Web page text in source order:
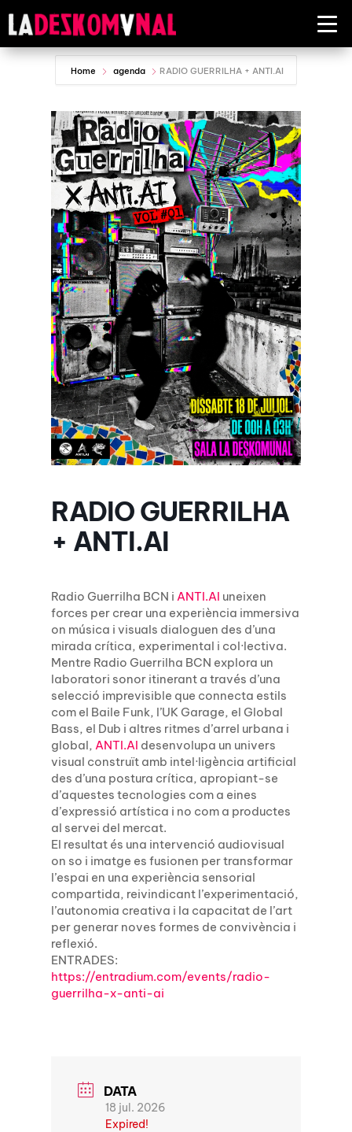
Home agenda RADIO GUERRILHA + ANTI.AI
RADIO GUERRILHA
+ ANTI.AI
Radio Guerrilha BCN i ANTI.AI uneixen
forces per crear una experiència immersiva
on música i visuals dialoguen des d’una
mirada crítica, experimental i col·lectiva.
Mentre Radio Guerrilha BCN explora un
laboratori sonor itinerant a través d’una
selecció imprevisible que connecta estils
com el Baile Funk, l’UK Garage, el Global
Bass, el Dub i altres ritmes d’arrel urbana i
global, ANTI.AI desenvolupa un univers
visual construït amb intel·ligència artificial
des d’una postura crítica, apropiant-se
d’aquestes tecnologies com a eines
d’expressió artística i no com a productes
al servei del mercat.
El resultat és una intervenció audiovisual
on so i imatge es fusionen per transformar
l’espai en una experiència sensorial
compartida, reivindicant l’experimentació,
l’autonomia creativa i la capacitat de l’art
per generar noves formes de convivència i
reflexió.
ENTRADES:
https://entradium.com/events/radio-
guerrilha-x-anti-ai
DATA
18 jul. 2026
Expired!